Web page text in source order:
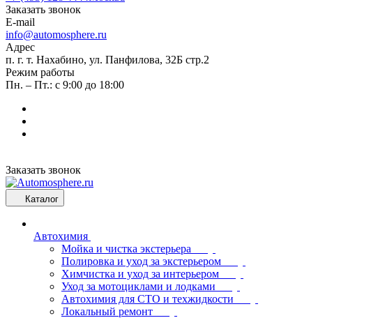
Заказать звонок
E-mail
info@automosphere.ru
Адрес
п. г. т. Нахабино, ул. Панфилова, 32Б стр.2
Режим работы
Пн. – Пт.: с 9:00 до 18:00
Заказать звонок
Каталог
Автохимия
Мойка и чистка экстерьера
Полировка и уход за экстерьером
Химчистка и уход за интерьером
Уход за мотоциклами и лодками
Автохимия для СТО и техжидкости
Локальный ремонт